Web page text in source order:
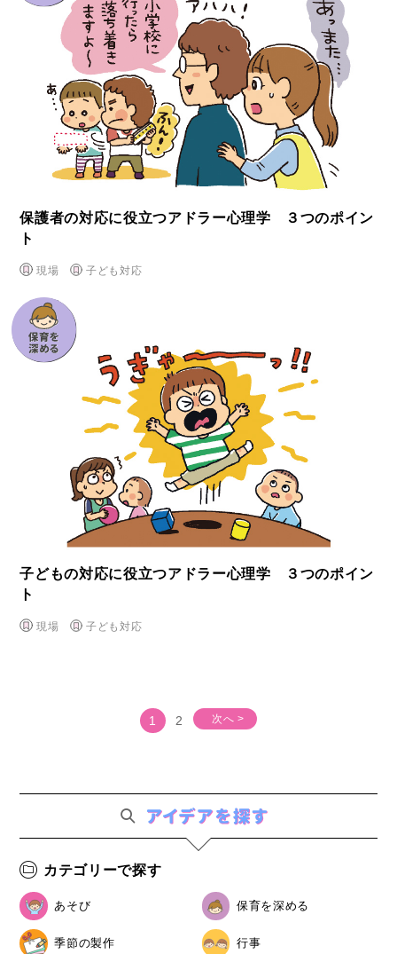
保護者の対応に役立つアドラー心理学 ３つのポイン
ト
現場 子ども対応
子どもの対応に役立つアドラー心理学 ３つのポイン
ト
現場 子ども対応
1 2 次へ >
カテゴリーで探す
あそび 保育を深める
季節の製作 行事